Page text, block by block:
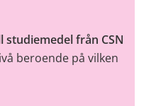
beroende på vilken